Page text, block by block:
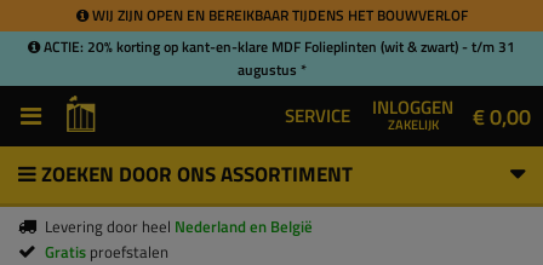
WIJ ZIJN OPEN EN BEREIKBAAR TIJDENS HET BOUWVERLOF
ACTIE: 20% korting op kant-en-klare MDF Folieplinten (wit & zwart) - t/m 31
augustus *
SERVICE INLOGGEN
ZAKELIJK € 0,00
ZOEKEN DOOR ONS ASSORTIMENT
Levering door heel Nederland en België
Gratis proefstalen